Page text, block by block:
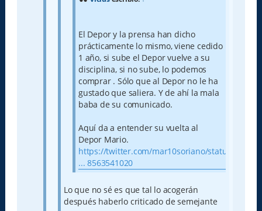
El Depor y la prensa han dicho
prácticamente lo mismo, viene cedido
1 año, si sube el Depor vuelve a su
disciplina, si no sube, lo podemos
comprar . Sólo que al Depor no le ha
gustado que saliera. Y de ahí la mala
baba de su comunicado.
Aquí da a entender su vuelta al
Depor Mario.
https://twitter.com/mar10soriano/status
... 8563541020
Lo que no sé es que tal lo acogerán
después haberlo criticado de semejante